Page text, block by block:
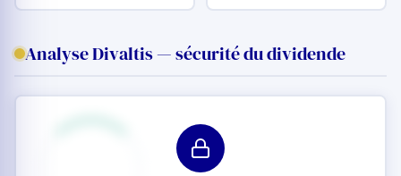
Analyse Divaltis — sécurité du dividende